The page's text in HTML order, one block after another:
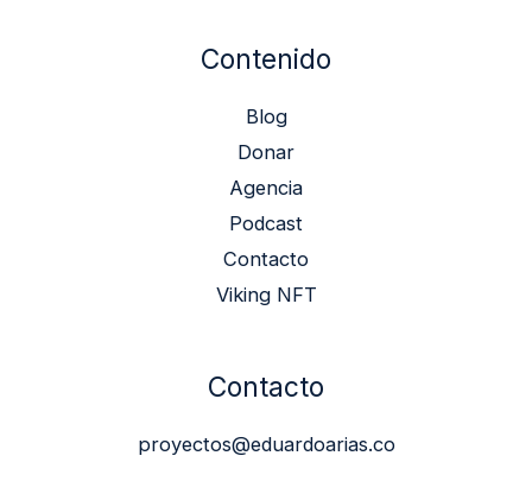
Contenido
Blog
Donar
Agencia
Podcast
Contacto
Viking NFT
Contacto
proyectos@eduardoarias.co